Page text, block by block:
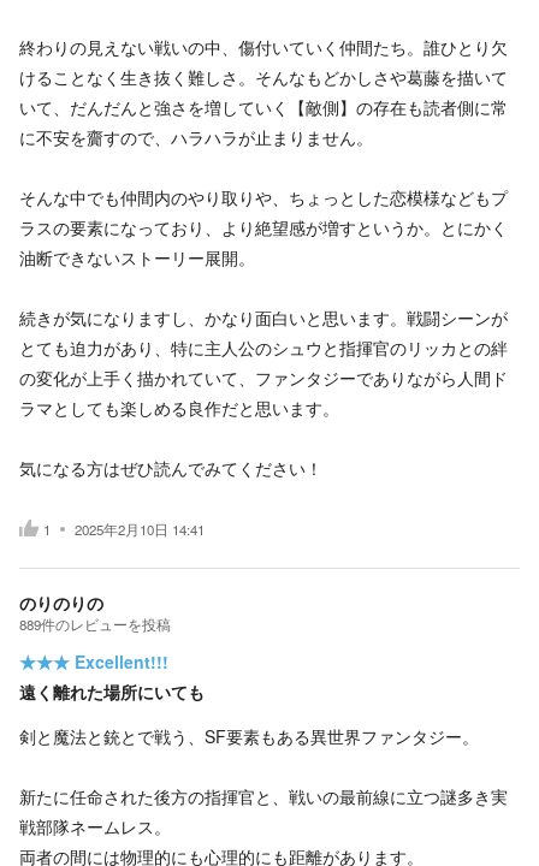
終わりの見えない戦いの中、傷付いていく仲間たち。誰ひとり欠
けることなく生き抜く難しさ。そんなもどかしさや葛藤を描いて
いて、だんだんと強さを増していく【敵側】の存在も読者側に常
に不安を齎すので、ハラハラが止まりません。
そんな中でも仲間内のやり取りや、ちょっとした恋模様などもプ
ラスの要素になっており、より絶望感が増すというか。とにかく
油断できないストーリー展開。
続きが気になりますし、かなり面白いと思います。戦闘シーンが
とても迫力があり、特に主人公のシュウと指揮官のリッカとの絆
の変化が上手く描かれていて、ファンタジーでありながら人間ド
ラマとしても楽しめる良作だと思います。
気になる方はぜひ読んでみてください！
1 2025年2月10日 14:41
のりのりの
889件のレビューを投稿
★★★ Excellent!!!
遠く離れた場所にいても
剣と魔法と銃とで戦う、SF要素もある異世界ファンタジー。
新たに任命された後方の指揮官と、戦いの最前線に立つ謎多き実
戦部隊ネームレス。
両者の間には物理的にも心理的にも距離があります。